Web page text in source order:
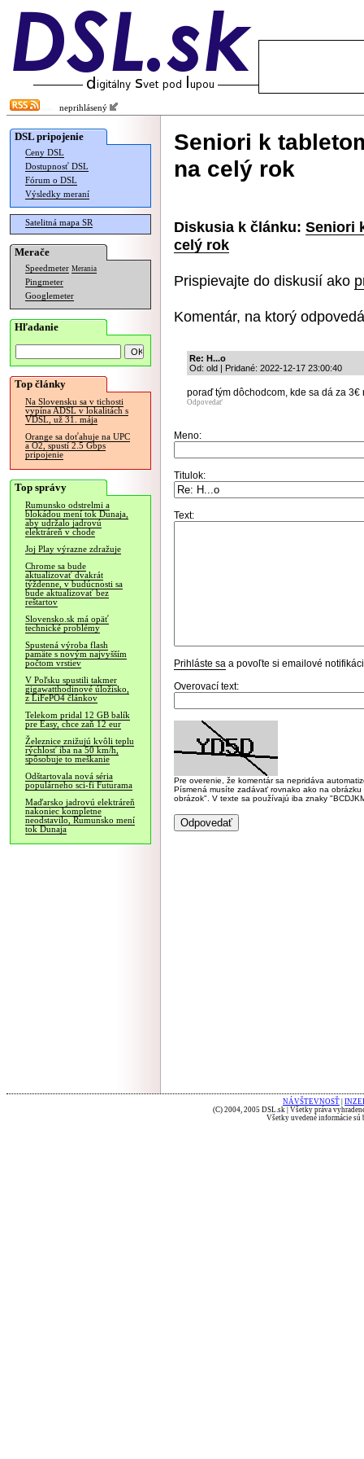
neprihlásený
DSL pripojenie
Ceny DSL
Dostupnosť DSL
Fórum o DSL
Výsledky meraní
Satelitná mapa SR
Merače
Speedmeter Merania
Pingmeter
Googlemeter
Hľadanie
Top články
Na Slovensku sa v tichosti
vypína ADSL v lokalitách s
VDSL, už 31. mája
Orange sa doťahuje na UPC
a O2, spustí 2.5 Gbps
pripojenie
Top správy
Rumunsko odstrelmi a
blokádou mení tok Dunaja,
aby udržalo jadrovú
elektráreň v chode
Joj Play výrazne zdražuje
Chrome sa bude
aktualizovať dvakrát
týždenne, v budúcnosti sa
bude aktualizovať bez
reštartov
Slovensko.sk má opäť
technické problémy
Spustená výroba flash
pamäte s novým najvyšším
počtom vrstiev
V Poľsku spustili takmer
gigawatthodinové úložisko,
z LiFePO4 článkov
Telekom pridal 12 GB balík
pre Easy, chce zaň 12 eur
Železnice znižujú kvôli teplu
rýchlosť iba na 50 km/h,
spôsobuje to meškanie
Odštartovala nová séria
populárneho sci-fi Futurama
Maďarsko jadrovú elektráreň
nakoniec kompletne
neodstavilo, Rumunsko mení
tok Dunaja
Seniori k
na celý rok
Diskusia k článku: Seniori
celý rok
Prispievajte do diskusií ako
Komentár, na ktorý
Re: H...o
Od: old | Pridané: 2022-12-17 23:00:40
poraď tým dôchodcom, kde sa dá za
Odpovedať
Meno:
Titulok:
Text:
Prihláste sa a povoľte si emailové
Overovací text:
Pre overenie, že komentár sa nepridáva
Písmená musíte zadávať rovnako ako na
obrázok". V texte sa používajú iba znaky
NÁVŠTEVNOSŤ
(C) 2004, 2005 DSL.sk | Všetky práva
Všetky uvedené informácie sú